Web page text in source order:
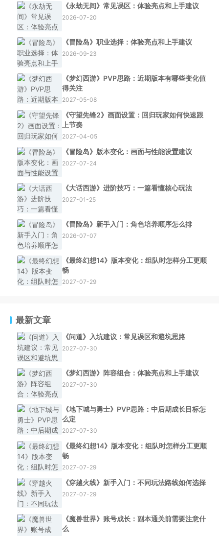
《永劫无间》常见误区：体验亮点和上手建议
2026-07-20
《冒险岛》职业选择：体验亮点和上手建议
2026-09-23
《梦幻西游》PVP思路：近期版本有哪些变化值
得关注
2027-05-08
《守望先锋2》画面设置：回归玩家如何快速跟
上节奏
2027-04-05
《冒险岛》版本变化：画面与性能设置建议
2027-07-24
《大话西游》进阶技巧：一篇看懂核心玩法
2027-01-25
《冒险岛》新手入门：角色培养顺序怎么排
2026-07-07
《最终幻想14》版本变化：组队时怎样分工更顺
畅
2027-07-29
最新文章
《问道》入坑建议：常见误区和避坑思路
2027-07-30
《梦幻西游》阵容组合：体验亮点和上手建议
2027-07-30
《地下城与勇士》PVP思路：中后期成长目标怎
么定
2027-07-30
《最终幻想14》版本变化：组队时怎样分工更顺
畅
2027-07-29
《穿越火线》新手入门：不同玩法路线如何选择
2027-07-29
《魔兽世界》账号成长：副本通关前需要注意什
么